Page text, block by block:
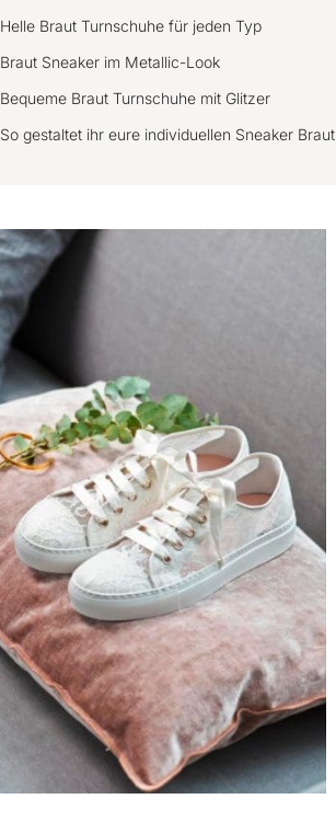
Helle Braut Turnschuhe für jeden Typ
Braut Sneaker im Metallic-Look
Bequeme Braut Turnschuhe mit Glitzer
So gestaltet ihr eure individuellen Sneaker